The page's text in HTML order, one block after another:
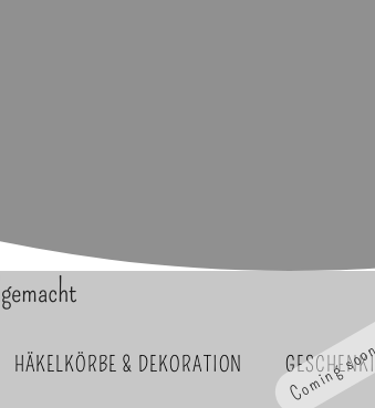
HÄKELKÖRBE & DEKORATION Coming